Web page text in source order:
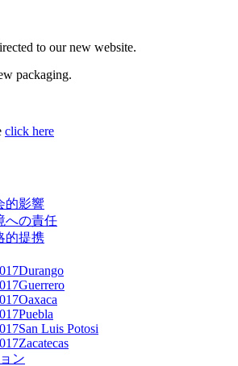
to our new website.
packaging.
click here
的影響
への責任
的提携
Durango
Guerrero
Oaxaca
Puebla
San Luis Potosi
Zacatecas
ン